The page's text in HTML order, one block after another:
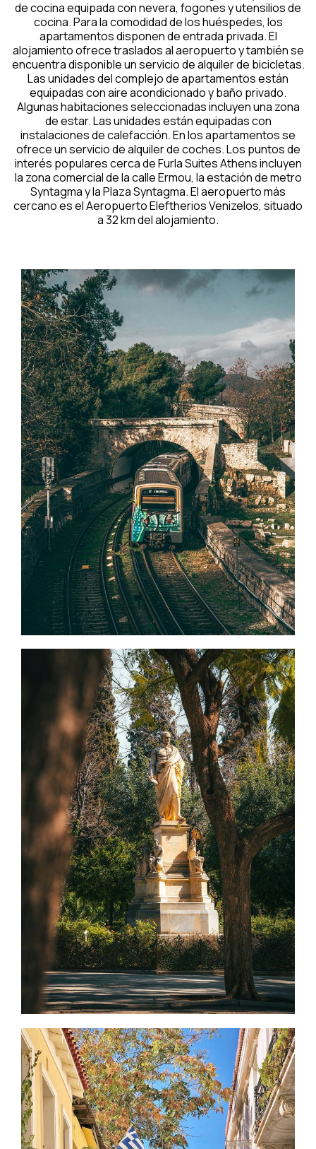
de cocina equipada con nevera, fogones y utensilios de
cocina. Para la comodidad de los huéspedes, los
apartamentos disponen de entrada privada. El
alojamiento ofrece traslados al aeropuerto y también se
encuentra disponible un servicio de alquiler de bicicletas.
Las unidades del complejo de apartamentos están
equipadas con aire acondicionado y baño privado.
Algunas habitaciones seleccionadas incluyen una zona
de estar. Las unidades están equipadas con
instalaciones de calefacción. En los apartamentos se
ofrece un servicio de alquiler de coches. Los puntos de
interés populares cerca de Furla Suites Athens incluyen
la zona comercial de la calle Ermou, la estación de metro
Syntagma y la Plaza Syntagma. El aeropuerto más
cercano es el Aeropuerto Eleftherios Venizelos, situado
a 32 km del alojamiento.